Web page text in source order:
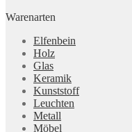
Warenarten
Elfenbein
Holz
Glas
Keramik
Kunststoff
Leuchten
Metall
Möbel